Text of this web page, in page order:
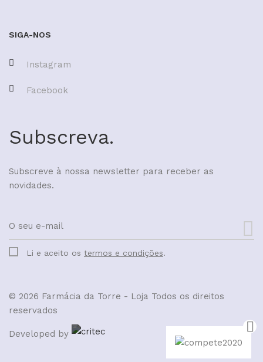
SIGA-NOS
Instagram
Facebook
Subscreva.
Subscreve à nossa newsletter para receber as
novidades.
Li e aceito os termos e condições.
© 2026 Farmácia da Torre - Loja Todos os direitos
reservados
Developed by